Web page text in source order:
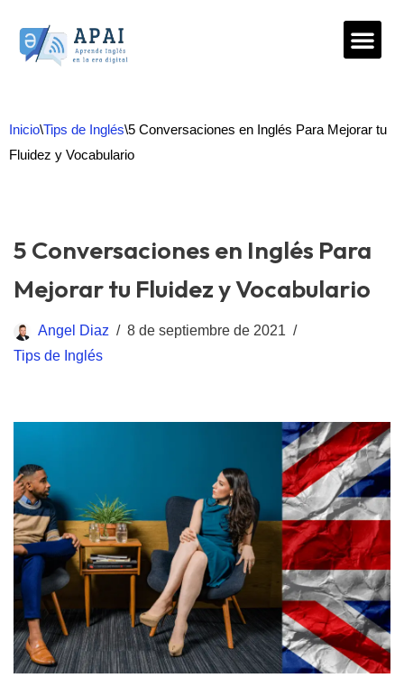
Saltar
Inicio\Tips de Inglés\5 Conversaciones en Inglés Para Mejorar tu
Fluidez y Vocabulario
5 Conversaciones en Inglés Para
Mejorar tu Fluidez y Vocabulario
Angel Diaz
8 de septiembre de 2021
Tips de Inglés